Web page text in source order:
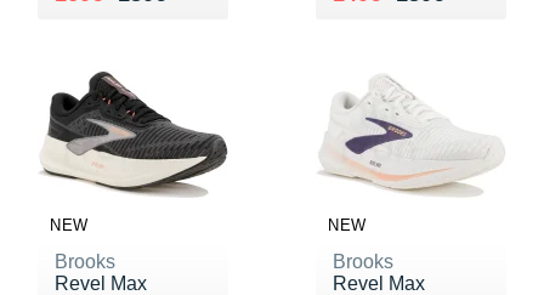
NEW
Brooks
Revel Max
NEW
Brooks
Revel Max